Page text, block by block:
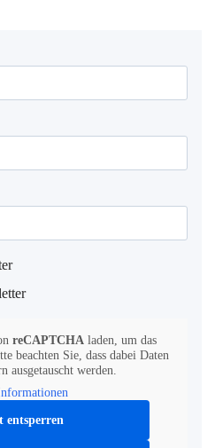
reCAPTCHA laden, um das
beachten Sie, dass dabei Daten
ausgetauscht werden.
entsperren